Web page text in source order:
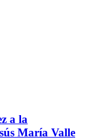
a la
María Valle